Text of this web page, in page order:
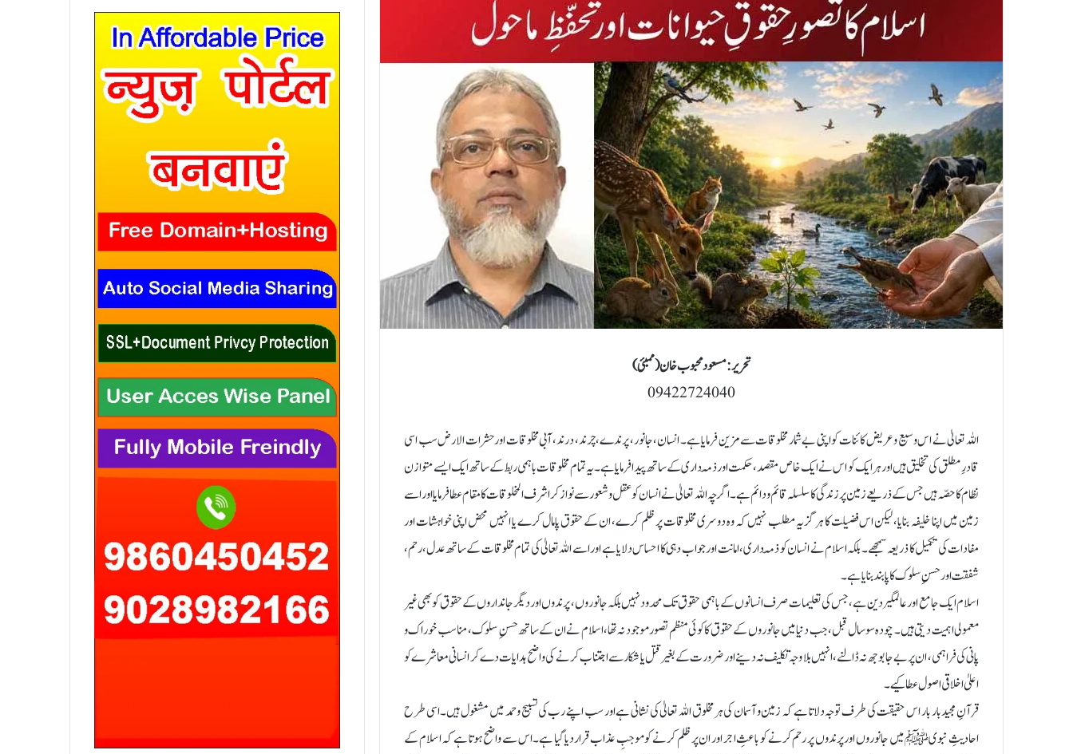
تحریر:مسعود محبوب خان (ممبئی)
09422724040
اللہ تعالیٰ نے اس وسیع و عریض کائنات کو اپنی بے شمار مخلوقات سے مزین فرمایا ہے۔ انسان، جانور، پرندے، چرند، درند، آبی مخلوقات اور حشرات الارض سب اسی
قادرِ مطلق کی تخلیق ہیں اور ہر ایک کو اس نے ایک خاص مقصد، حکمت اور ذمّہ داری کے ساتھ پیدا فرمایا ہے۔ یہ تمام مخلوقات باہمی ربط کے ساتھ ایک ایسے متوازن
نظام کا حصّہ ہیں جس کے ذریعے زمین پر زندگی کا سلسلہ قائم و دائم ہے۔ اگرچہ اللہ تعالیٰ نے انسان کو عقل و شعور سے نواز کر اشرف المخلوقات کا مقام عطا فرمایا اور اسے
زمین میں اپنا خلیفہ بنایا، لیکن اس فضیلت کا ہرگز یہ مطلب نہیں کہ وہ دوسری مخلوقات پر ظلم کرے، ان کے حقوق پامال کرے یا انہیں محض اپنی خواہشات اور
مفادات کی تکمیل کا ذریعہ سمجھے۔ بلکہ اسلام نے انسان کو ذمّہ داری، امانت اور جواب دہی کا احساس دلایا ہے اور اسے اللہ تعالیٰ کی تمام مخلوقات کے ساتھ عدل، رحم،
شفقت اور حسنِ سلوک کا پابند بنایا ہے۔
اسلام ایک جامع اور عالمگیر دین ہے، جس کی تعلیمات صرف انسانوں کے باہمی حقوق تک محدود نہیں بلکہ جانوروں، پرندوں اور دیگر جانداروں کے حقوق کو بھی غیر
معمولی اہمیت دیتی ہیں۔ چودہ سو سال قبل، جب دنیا میں جانوروں کے حقوق کا کوئی منظم تصور موجود نہ تھا، اسلام نے ان کے ساتھ حسنِ سلوک، مناسب خوراک و
پانی کی فراہمی، ان پر بے جا بوجھ نہ ڈالنے، انہیں بلا وجہ تکلیف نہ دینے اور ضرورت کے بغیر قتل یا شکار سے اجتناب کرنے کی واضح ہدایات دے کر انسانی معاشرے کو
اعلیٰ اخلاقی اصول عطا کیے۔
قرآنِ مجید بار بار اس حقیقت کی طرف توجہ دلاتا ہے کہ زمین و آسمان کی ہر مخلوق اللہ تعالیٰ کی نشانی ہے اور سب اپنے رب کی تسبیح و حمد میں مشغول ہیں۔ اسی طرح
احادیثِ نبویﷺ میں جانوروں اور پرندوں پر رحم کرنے کو باعثِ اجر اور ان پر ظلم کرنے کو موجبِ عذاب قرار دیا گیا ہے۔ اس سے واضح ہوتا ہے کہ اسلام کے